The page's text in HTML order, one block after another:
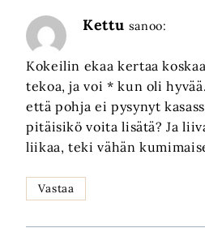
Kettu sanoo:
Kokeilin ekaa kertaa
tekoa, ja voi * kun oli
että pohja ei pysynyt
pitäisikö voita lisätä? Ja
liikaa, teki vähän
Vastaa